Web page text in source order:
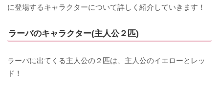
に登場するキャラクターについて詳しく紹介していきます！
ラーバのキャラクター(主人公２匹)
ラーバに出てくる主人公の２匹は、主人公のイエローとレッ
ド！